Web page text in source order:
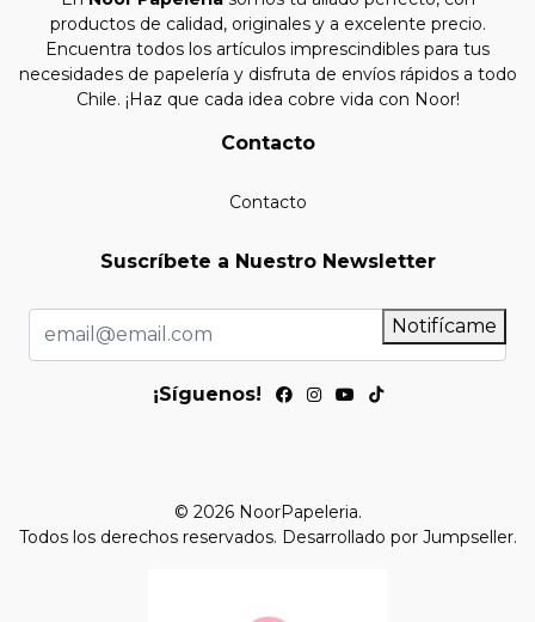
productos de calidad, originales y a excelente precio.
Encuentra todos los artículos imprescindibles para tus
necesidades de papelería y disfruta de envíos rápidos a todo
Chile. ¡Haz que cada idea cobre vida con Noor!
Contacto
Contacto
Suscríbete a Nuestro Newsletter
Notifícame
¡Síguenos!
© 2026 NoorPapeleria.
Todos los derechos reservados. Desarrollado por Jumpseller.